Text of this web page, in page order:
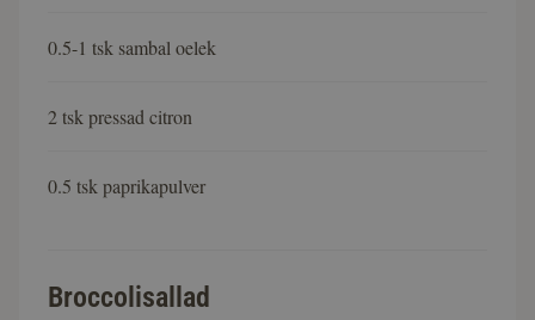
0.5-1 tsk sambal oelek
2 tsk pressad citron
0.5 tsk paprikapulver
Broccolisallad